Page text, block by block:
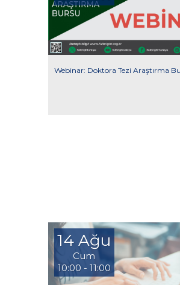
Webinar: Doktora Tezi Araştırma
14 Ağu
Cum
10:00 - 11:00